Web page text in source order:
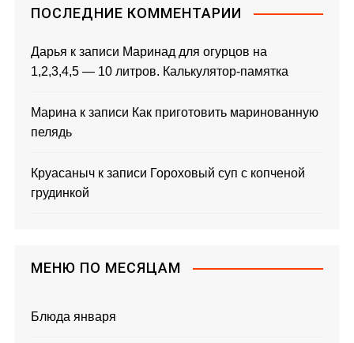
ПОСЛЕДНИЕ КОММЕНТАРИИ
Дарья к записи Маринад для огурцов на
1,2,3,4,5 — 10 литров. Калькулятор-памятка
Марина к записи Как приготовить маринованную
пелядь
Круасаныч к записи Гороховый суп с копченой
грудинкой
МЕНЮ ПО МЕСЯЦАМ
Блюда января